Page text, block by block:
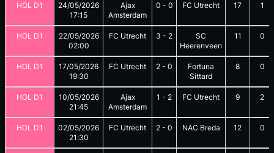
HOL D1
24/05/2026
17:15
Ajax
Amsterdam
0 - 0 FC Utrecht 17 1
HOL D1
22/05/2026
02:00
FC Utrecht 3 - 2
SC
Heerenveen
11 0
HOL D1
17/05/2026
19:30
FC Utrecht 2 - 0
Fortuna
Sittard
8 0
HOL D1
10/05/2026
21:45
Ajax
Amsterdam
1 - 2 FC Utrecht 9 2
HOL D1
02/05/2026
21:30
FC Utrecht 2 - 0 NAC Breda 12 0